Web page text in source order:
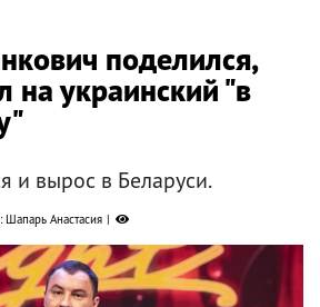
поделился,
на украинский "в
и вырос в Беларуси.
Шапарь Анастасия